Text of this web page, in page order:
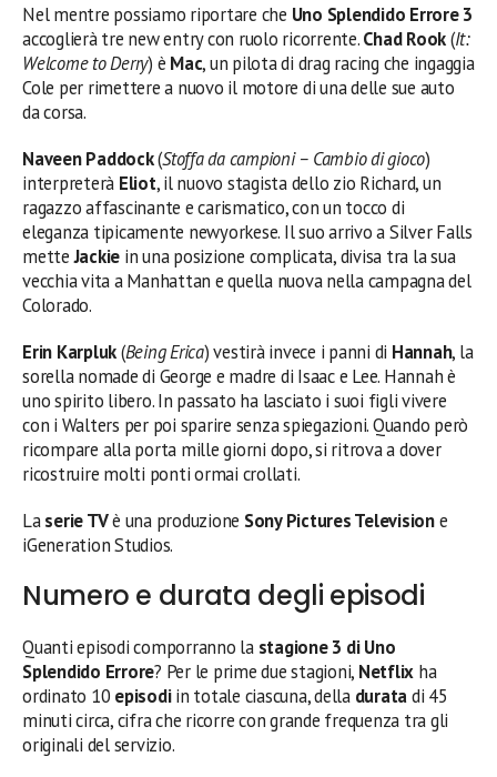
Nel mentre possiamo riportare che Uno Splendido Errore 3
accoglierà tre new entry con ruolo ricorrente.Chad Rook(It:
Welcome to Derry) è Mac, un pilota di drag racing che ingaggia
Cole per rimettere a nuovo il motore di una delle sue auto
da corsa.
Naveen Paddock(Stoffa da campioni – Cambio di gioco)
interpreterà Eliot, il nuovo stagista dello zio Richard, un
ragazzo affascinante e carismatico, con un tocco di
eleganza tipicamente newyorkese. Il suo arrivo a Silver Falls
metteJackie in una posizione complicata, divisa tra la sua
vecchia vita a Manhattan e quella nuova nella campagna del
Colorado.
Erin Karpluk(Being Erica) vestirà invece i panni di Hannah, la
sorella nomade di George e madre di Isaac e Lee. Hannah è
uno spirito libero. In passato ha lasciato i suoi figli vivere
con i Walters per poi sparire senza spiegazioni. Quando però
ricompare alla porta mille giorni dopo, si ritrova a dover
ricostruire molti ponti ormai crollati.
Laserie TVè una produzione Sony Pictures Televisione
iGeneration Studios.
Numero e durata degli episodi
Quanti episodi comporranno la stagione 3 di Uno
Splendido Errore? Per le prime due stagioni, Netflix ha
ordinato 10 episodiin totale ciascuna, della duratadi 45
minuti circa, cifra che ricorre con grande frequenza tra gli
originali del servizio.